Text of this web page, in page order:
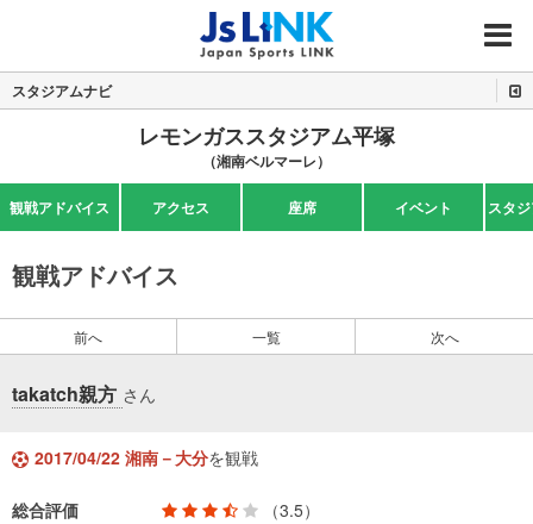
MENU
スタジアムナビ
レモンガススタジアム平塚
（湘南ベルマーレ）
観戦アドバイス アクセス 座席 イベント スタ
観戦アドバイス
前へ 一覧 次へ
takatch親方 さん
2017/04/22 湘南－大分を観戦
総合評価 （3.5）